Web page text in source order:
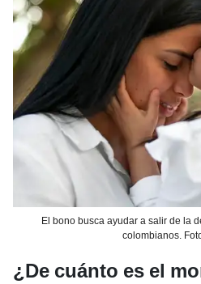
El bono busca ayudar a salir de la
colombianos.
¿De cuánto es el